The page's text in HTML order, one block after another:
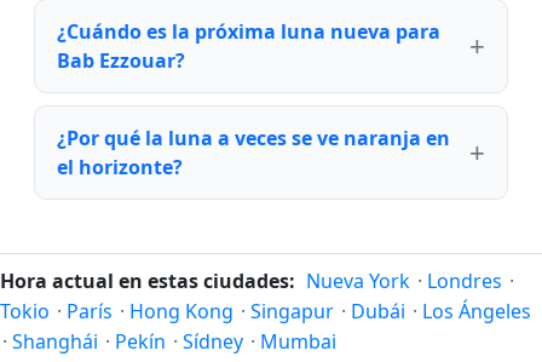
¿Cuándo es la próxima luna nueva para
Bab Ezzouar?
¿Por qué la luna a veces se ve naranja en
el horizonte?
Hora actual en estas ciudades: Nueva York · Londres ·
Tokio · París · Hong Kong · Singapur · Dubái · Los Ángeles
· Shanghái · Pekín · Sídney · Mumbai